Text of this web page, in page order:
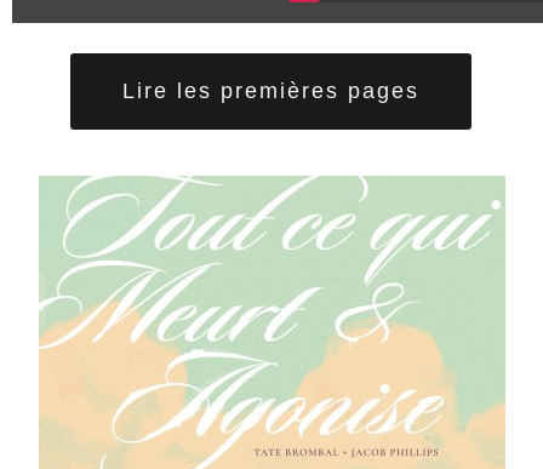
Lire les premières pages